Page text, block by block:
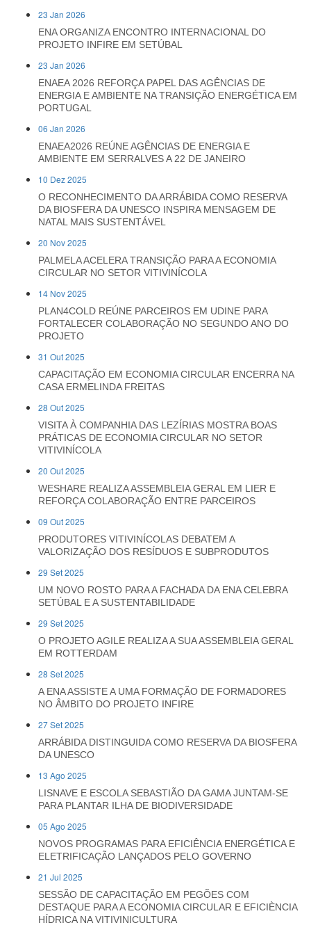
23 Jan 2026
ENA ORGANIZA ENCONTRO INTERNACIONAL DO
PROJETO INFIRE EM SETÚBAL
23 Jan 2026
ENAEA 2026 REFORÇA PAPEL DAS AGÊNCIAS DE
ENERGIA E AMBIENTE NA TRANSIÇÃO ENERGÉTICA EM
PORTUGAL
06 Jan 2026
ENAEA2026 REÚNE AGÊNCIAS DE ENERGIA E
AMBIENTE EM SERRALVES A 22 DE JANEIRO
10 Dez 2025
O RECONHECIMENTO DA ARRÁBIDA COMO RESERVA
DA BIOSFERA DA UNESCO INSPIRA MENSAGEM DE
NATAL MAIS SUSTENTÁVEL
20 Nov 2025
PALMELA ACELERA TRANSIÇÃO PARA A ECONOMIA
CIRCULAR NO SETOR VITIVINÍCOLA
14 Nov 2025
PLAN4COLD REÚNE PARCEIROS EM UDINE PARA
FORTALECER COLABORAÇÃO NO SEGUNDO ANO DO
PROJETO
31 Out 2025
CAPACITAÇÃO EM ECONOMIA CIRCULAR ENCERRA NA
CASA ERMELINDA FREITAS
28 Out 2025
VISITA À COMPANHIA DAS LEZÍRIAS MOSTRA BOAS
PRÁTICAS DE ECONOMIA CIRCULAR NO SETOR
VITIVINÍCOLA
20 Out 2025
WESHARE REALIZA ASSEMBLEIA GERAL EM LIER E
REFORÇA COLABORAÇÃO ENTRE PARCEIROS
09 Out 2025
PRODUTORES VITIVINÍCOLAS DEBATEM A
VALORIZAÇÃO DOS RESÍDUOS E SUBPRODUTOS
29 Set 2025
UM NOVO ROSTO PARA A FACHADA DA ENA CELEBRA
SETÚBAL E A SUSTENTABILIDADE
29 Set 2025
O PROJETO AGILE REALIZA A SUA ASSEMBLEIA GERAL
EM ROTTERDAM
28 Set 2025
A ENA ASSISTE A UMA FORMAÇÃO DE FORMADORES
NO ÂMBITO DO PROJETO INFIRE
27 Set 2025
ARRÁBIDA DISTINGUIDA COMO RESERVA DA BIOSFERA
DA UNESCO
13 Ago 2025
LISNAVE E ESCOLA SEBASTIÃO DA GAMA JUNTAM-SE
PARA PLANTAR ILHA DE BIODIVERSIDADE
05 Ago 2025
NOVOS PROGRAMAS PARA EFICIÊNCIA ENERGÉTICA E
ELETRIFICAÇÃO LANÇADOS PELO GOVERNO
21 Jul 2025
SESSÃO DE CAPACITAÇÃO EM PEGÕES COM
DESTAQUE PARA A ECONOMIA CIRCULAR E EFICIÈNCIA
HÍDRICA NA VITIVINICULTURA